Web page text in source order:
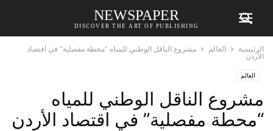
NEWSPAPER
DISCOVER THE ART OF PUBLISHING
الرئيسية العالم
مشروع الناقل الوطني للمياه “محطة مفصلية” في اقتصاد
الأردن
العالم
مشروع الناقل الوطني للمياه
“محطة مفصلية” في اقتصاد الأردن